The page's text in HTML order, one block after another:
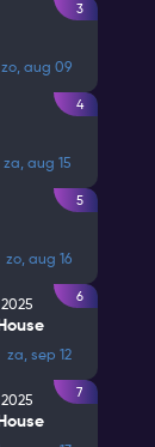
zo, aug 09
3
za, aug 15
4
zo, aug 16
5
za, sep 12
6
7